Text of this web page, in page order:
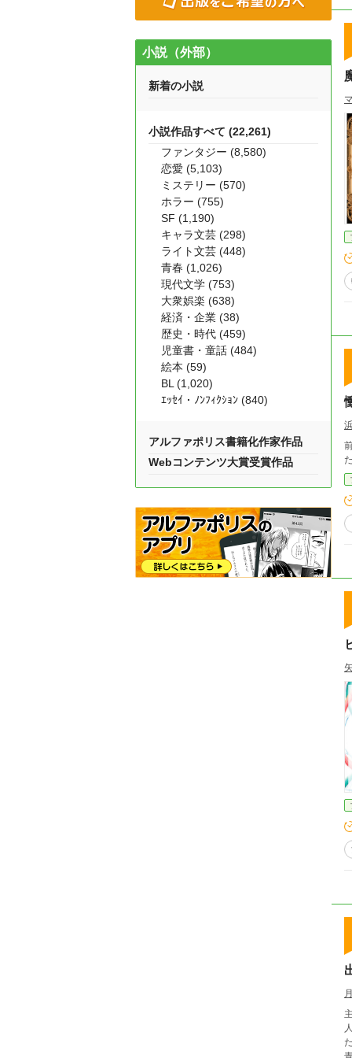
主
人々
た
小説（外部）
新着の小説
小説作品すべて (22,261)
ファンタジー (8,580)
恋愛 (5,103)
ミステリー (570)
ホラー (755)
SF (1,190)
キャラ文芸 (298)
ライト文芸 (448)
青春 (1,026)
現代文学 (753)
大衆娯楽 (638)
経済・企業 (38)
歴史・時代 (459)
児童書・童話 (484)
絵本 (59)
BL (1,020)
ｴｯｾｲ・ﾉﾝﾌｨｸｼｮﾝ (840)
アルファポリス書籍化作家作品
Webコンテンツ大賞受賞作品